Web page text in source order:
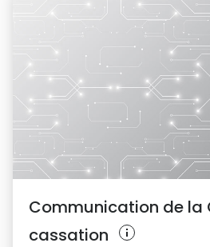
Communication de la
cassation